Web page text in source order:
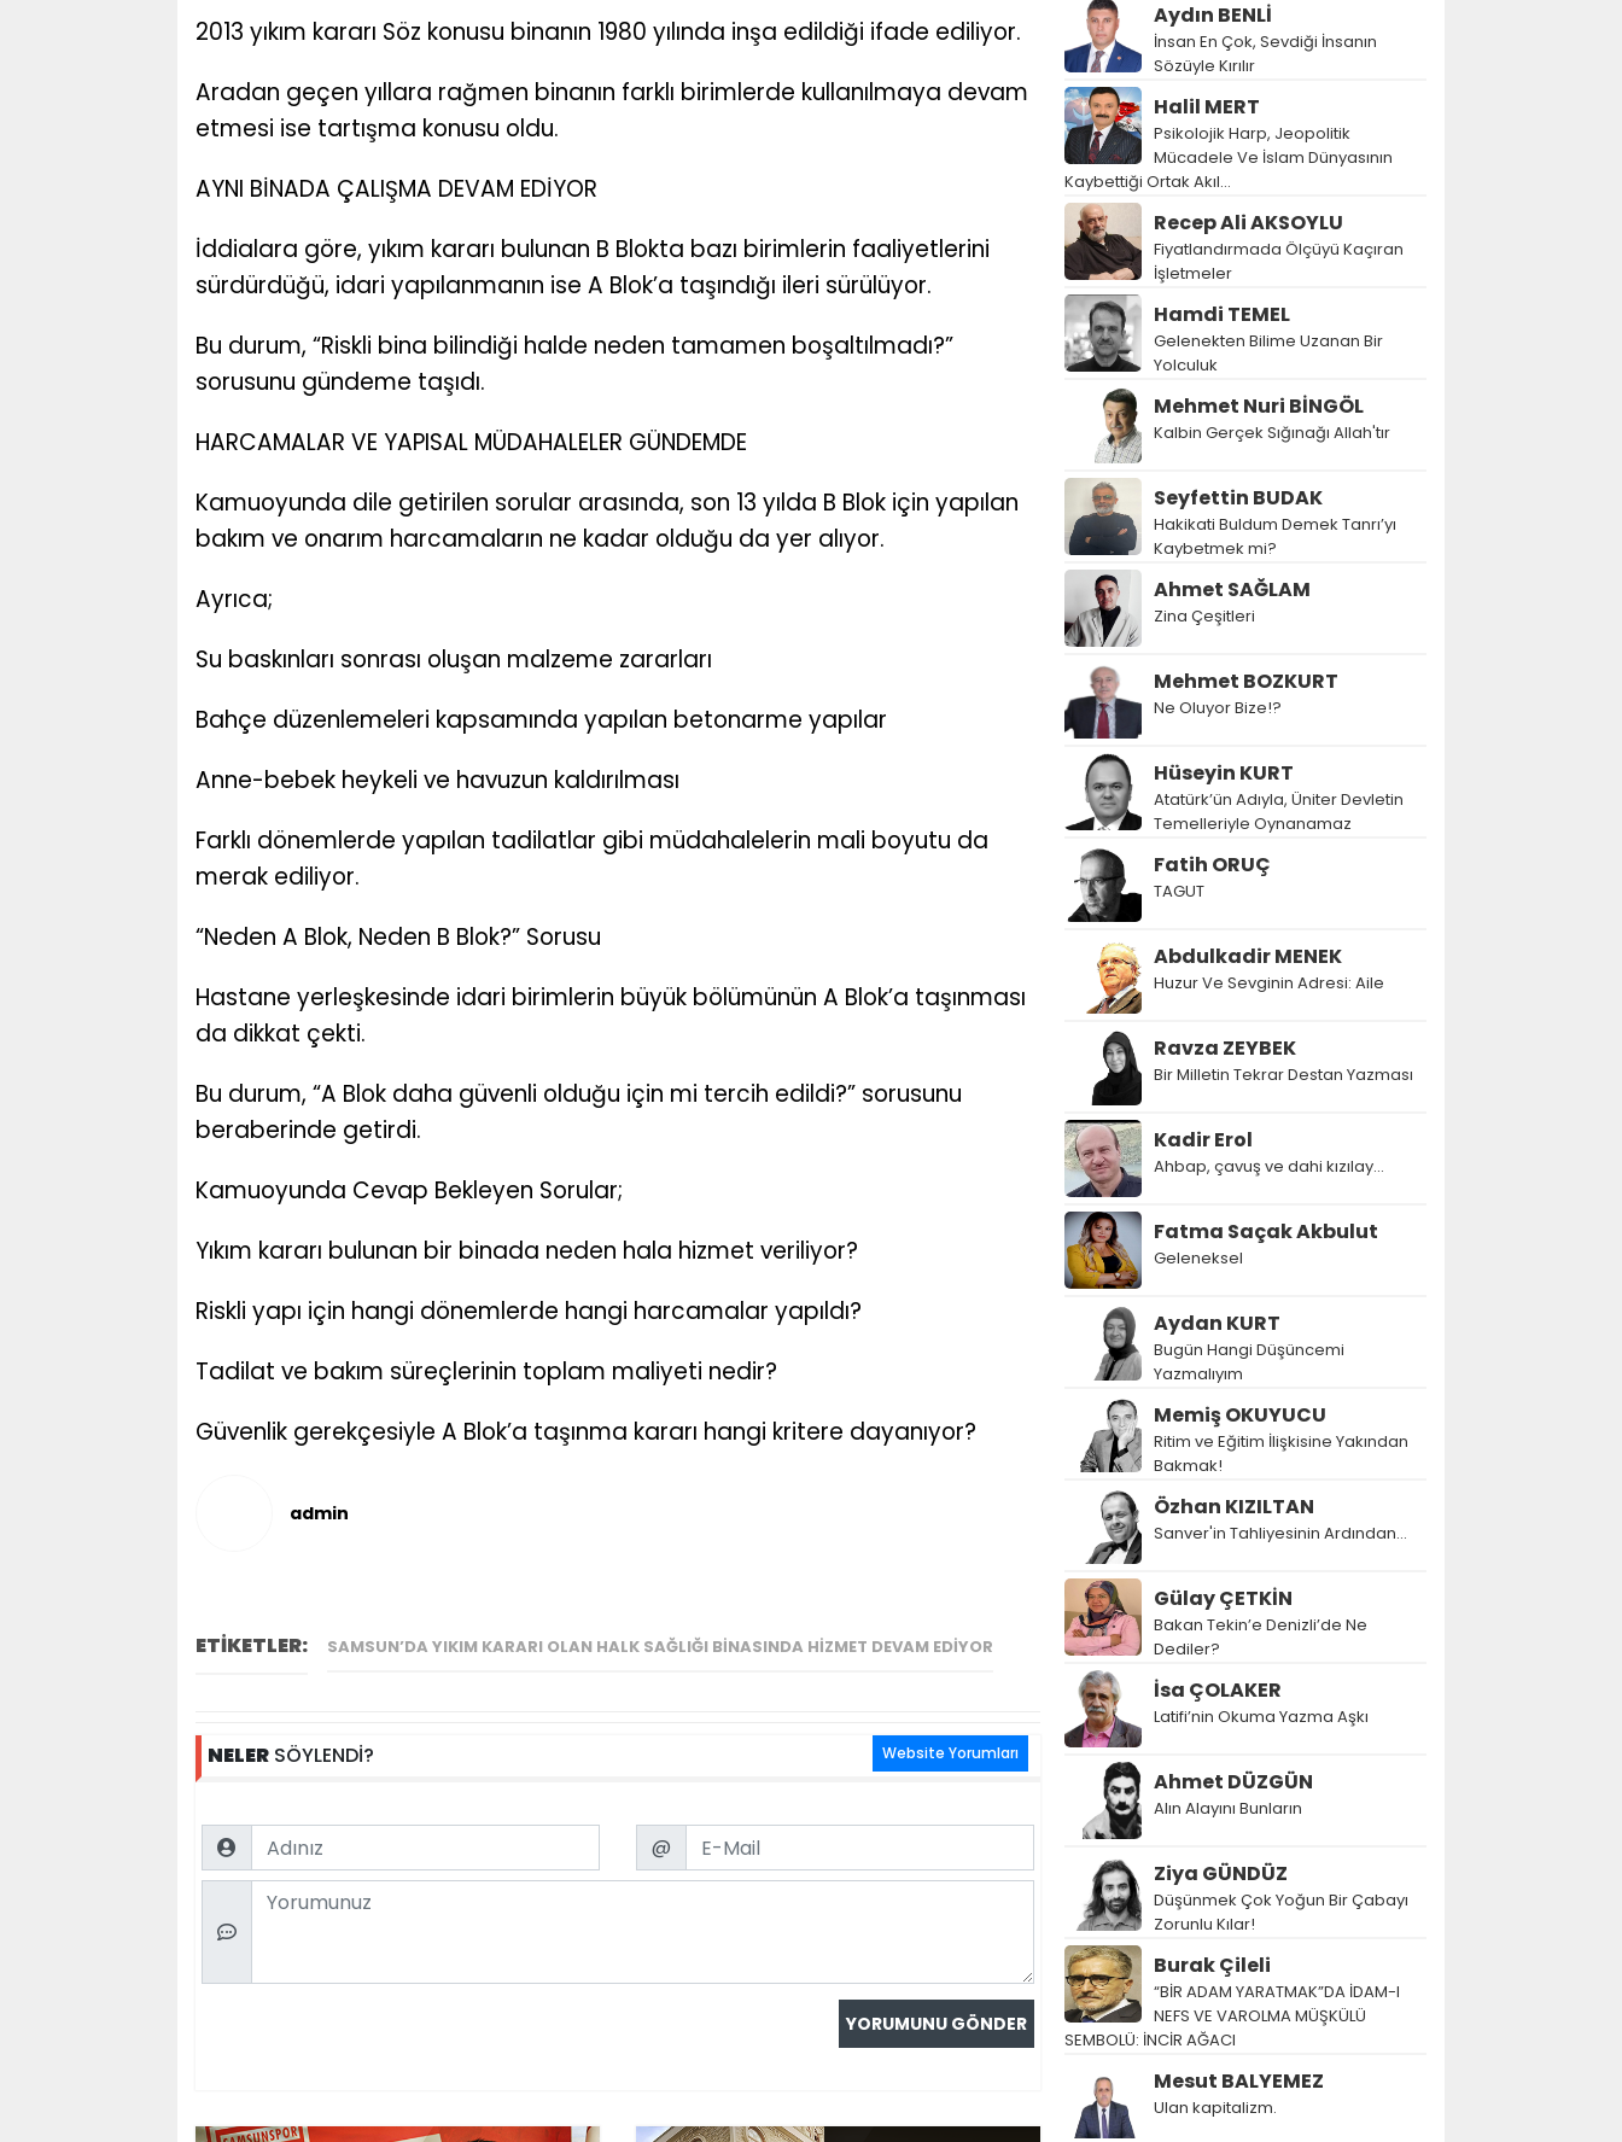
2013 yıkım kararı Söz konusu binanın 1980 yılında inşa edildiği ifade ediliyor.
Aradan geçen yıllara rağmen binanın farklı birimlerde kullanılmaya devam
etmesi ise tartışma konusu oldu.
AYNI BİNADA ÇALIŞMA DEVAM EDİYOR
İddialara göre, yıkım kararı bulunan B Blokta bazı birimlerin faaliyetlerini
sürdürdüğü, idari yapılanmanın ise A Blok’a taşındığı ileri sürülüyor.
Bu durum, “Riskli bina bilindiği halde neden tamamen boşaltılmadı?”
sorusunu gündeme taşıdı.
HARCAMALAR VE YAPISAL MÜDAHALELER GÜNDEMDE
Kamuoyunda dile getirilen sorular arasında, son 13 yılda B Blok için yapılan
bakım ve onarım harcamaların ne kadar olduğu da yer alıyor.
Ayrıca;
Su baskınları sonrası oluşan malzeme zararları
Bahçe düzenlemeleri kapsamında yapılan betonarme yapılar
Anne-bebek heykeli ve havuzun kaldırılması
Farklı dönemlerde yapılan tadilatlar gibi müdahalelerin mali boyutu da
merak ediliyor.
“Neden A Blok, Neden B Blok?” Sorusu
Hastane yerleşkesinde idari birimlerin büyük bölümünün A Blok’a taşınması
da dikkat çekti.
Bu durum, “A Blok daha güvenli olduğu için mi tercih edildi?” sorusunu
beraberinde getirdi.
Kamuoyunda Cevap Bekleyen Sorular;
Yıkım kararı bulunan bir binada neden hala hizmet veriliyor?
Riskli yapı için hangi dönemlerde hangi harcamalar yapıldı?
Tadilat ve bakım süreçlerinin toplam maliyeti nedir?
Güvenlik gerekçesiyle A Blok’a taşınma kararı hangi kritere dayanıyor?
admin
ETİKETLER: SAMSUN’DA YIKIM KARARI OLAN HALK SAĞLIĞI BINASINDA HIZMET DEVAM EDIYOR
NELER SÖYLENDİ? Website Yorumları
Name Email
@
Comment
Aydın BENLİ
İnsan En Çok, Sevdiği İnsanın
Sözüyle Kırılır
Halil MERT
Psikolojik Harp, Jeopolitik
Mücadele Ve İslam Dünyasının
Kaybettiği Ortak Akıl…
Recep Ali AKSOYLU
Fiyatlandırmada Ölçüyü Kaçıran
İşletmeler
Hamdi TEMEL
Gelenekten Bilime Uzanan Bir
Yolculuk
Mehmet Nuri BİNGÖL
Kalbin Gerçek Sığınağı Allah'tır
Seyfettin BUDAK
Hakikati Buldum Demek Tanrı’yı
Kaybetmek mi?
Ahmet SAĞLAM
Zina Çeşitleri
Mehmet BOZKURT
Ne Oluyor Bize!?
Hüseyin KURT
Atatürk’ün Adıyla, Üniter Devletin
Temelleriyle Oynanamaz
Fatih ORUÇ
TAGUT
Abdulkadir MENEK
Huzur Ve Sevginin Adresi: Aile
Ravza ZEYBEK
Bir Milletin Tekrar Destan Yazması
Kadir Erol
Ahbap, çavuş ve dahi kızılay...
Fatma Saçak Akbulut
Geleneksel
Aydan KURT
Bugün Hangi Düşüncemi
Yazmalıyım
Memiş OKUYUCU
Ritim ve Eğitim İlişkisine Yakından
Bakmak!
Özhan KIZILTAN
Sanver'in Tahliyesinin Ardından…
Gülay ÇETKİN
Bakan Tekin’e Denizli’de Ne
Dediler?
İsa ÇOLAKER
Latifi’nin Okuma Yazma Aşkı
Ahmet DÜZGÜN
Alın Alayını Bunların
Ziya GÜNDÜZ
Düşünmek Çok Yoğun Bir Çabayı
Zorunlu Kılar!
Burak Çileli
“BİR ADAM YARATMAK”DA İDAM-I
NEFS VE VAROLMA MÜŞKÜLÜ
SEMBOLÜ: İNCİR AĞACI
Mesut BALYEMEZ
Ulan kapitalizm.